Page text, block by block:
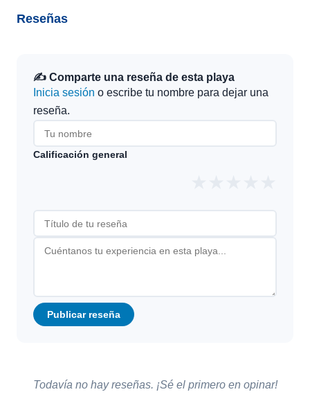
Reseñas
✍️ Comparte una reseña de esta playa
Inicia sesión o escribe tu nombre para dejar una
reseña.
Calificación general
Publicar reseña
Todavía no hay reseñas. ¡Sé el primero en opinar!